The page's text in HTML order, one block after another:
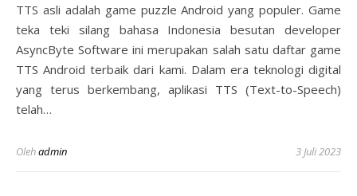
TTS asli adalah game puzzle Android yang populer. Game
teka teki silang bahasa Indonesia besutan developer
AsyncByte Software ini merupakan salah satu daftar game
TTS Android terbaik dari kami. Dalam era teknologi digital
yang terus berkembang, aplikasi TTS (Text-to-Speech)
telah…
Olehadmin 3 Juli 2023